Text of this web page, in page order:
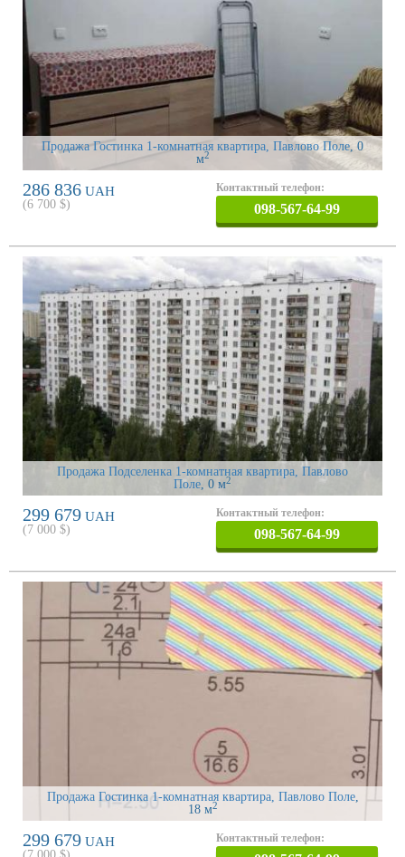
Продажа Гостинка 1-комнатная квартира, Павлово Поле, 0
м2
286 836 UAH
(6 700 $)
Контактный телефон:
098-567-64-99
Продажа Подселенка 1-комнатная квартира, Павлово
Поле, 0 м2
299 679 UAH
(7 000 $)
Контактный телефон:
098-567-64-99
Продажа Гостинка 1-комнатная квартира, Павлово Поле,
18 м2
299 679 UAH Контактный телефон: